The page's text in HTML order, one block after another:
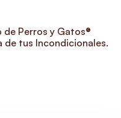
de Perros y Gatos®
de tus Incondicionales.